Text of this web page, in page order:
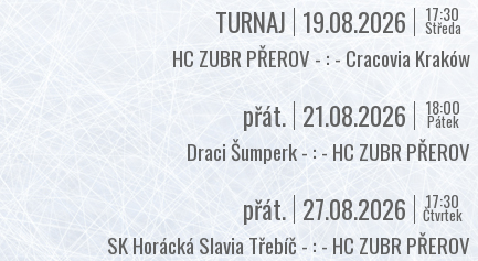
17:30
Středa
19.08.2026
TURNAJ
HC ZUBR PŘEROV - : - Cracovia Kraków
18:00
Pátek
21.08.2026
přát.
Draci Šumperk - : - HC ZUBR PŘEROV
17:30
Čtvrtek
27.08.2026
přát.
SK Horácká Slavia Třebíč - : - HC ZUBR PŘEROV